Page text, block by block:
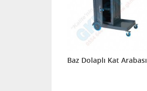
Baz Dolaplı Kat Arabası